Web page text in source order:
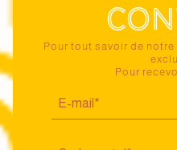
Pour tout savoir de
Pour